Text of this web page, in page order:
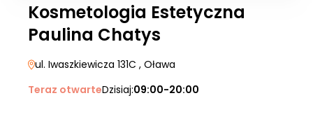
Kosmetologia Estetyczna
Paulina Chatys
ul. Iwaszkiewicza 131C , Oława
Teraz otwarteDzisiaj:09:00-20:00